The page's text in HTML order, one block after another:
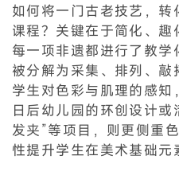
如何将一门古老技艺，
课程？关键在于简化、
每一项非遗都进行了教学
被分解为采集、排列、
学生对色彩与肌理的感
日后幼儿园的环创设计或
发夹”等项目，则更侧重
性提升学生在美术基础元